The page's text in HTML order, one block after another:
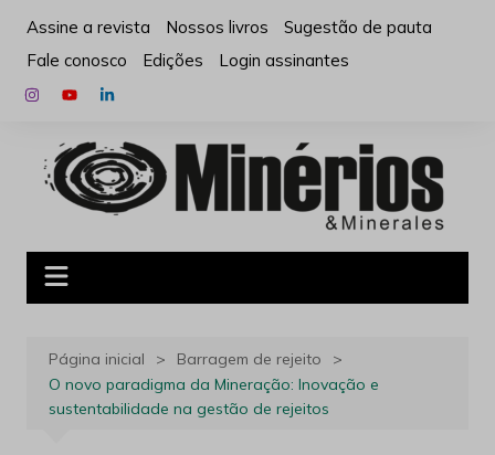
para
conteúdo
Assine a revista Nossos livros
Sugestão de pauta
Fale conosco
Edições Login assinantes
Página inicial
Barragem de rejeito
O novo paradigma da Mineração: Inovação e
sustentabilidade na gestão de rejeitos